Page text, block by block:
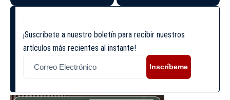
¡Suscríbete a nuestro boletín para recibir nuestros
artículos más recientes al instante!
Inscríbeme